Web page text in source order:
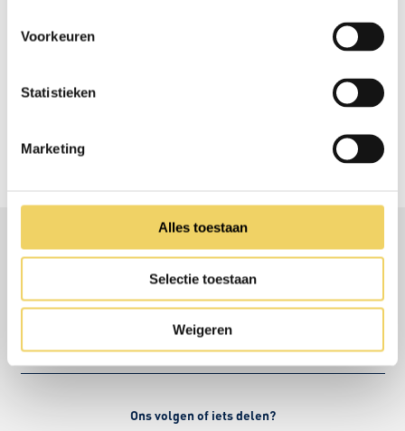
Voorkeuren
Statistieken
Marketing
Alles toestaan
Selectie toestaan
Weigeren
Gratis en vrijblijvend advies van één van onze slaapadviseurs
Zoek
Over Morgana
Advies
Service
Ons volgen of iets delen?